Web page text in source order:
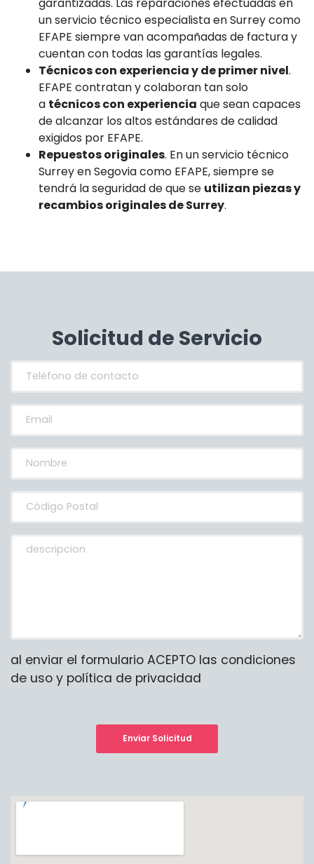
un servicio técnico especialista en Surrey como
EFAPE siempre van acompañadas de factura y
cuentan con todas las garantías legales.
Técnicos con experiencia y de primer nivel.
EFAPE contratan y colaboran tan solo
a técnicos con experiencia que sean capaces
de alcanzar los altos estándares de calidad
exigidos por EFAPE.
Repuestos originales. En un servicio técnico
Surrey en Segovia como EFAPE, siempre se
tendrá la seguridad de que se utilizan piezas y
recambios originales de Surrey.
Solicitud de Servicio
al enviar el formulario ACEPTO las condiciones
de uso y política de privacidad
Enviar Solicitud